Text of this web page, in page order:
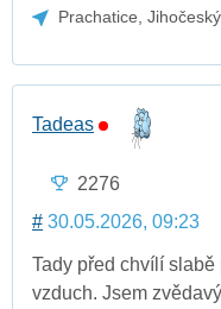
Prachatice,
Tadeas
2276
# 30.05.2026, 09:23
Tady před chvílí slabě
vzduch. Jsem